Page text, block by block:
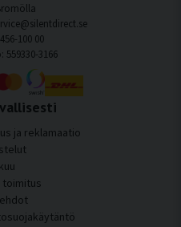
100 00
559330-3166
ja reklamaatio
toimitus